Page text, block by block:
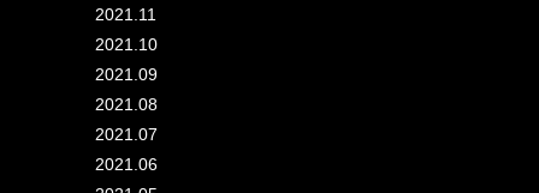
2021.11
2021.10
2021.09
2021.08
2021.07
2021.06